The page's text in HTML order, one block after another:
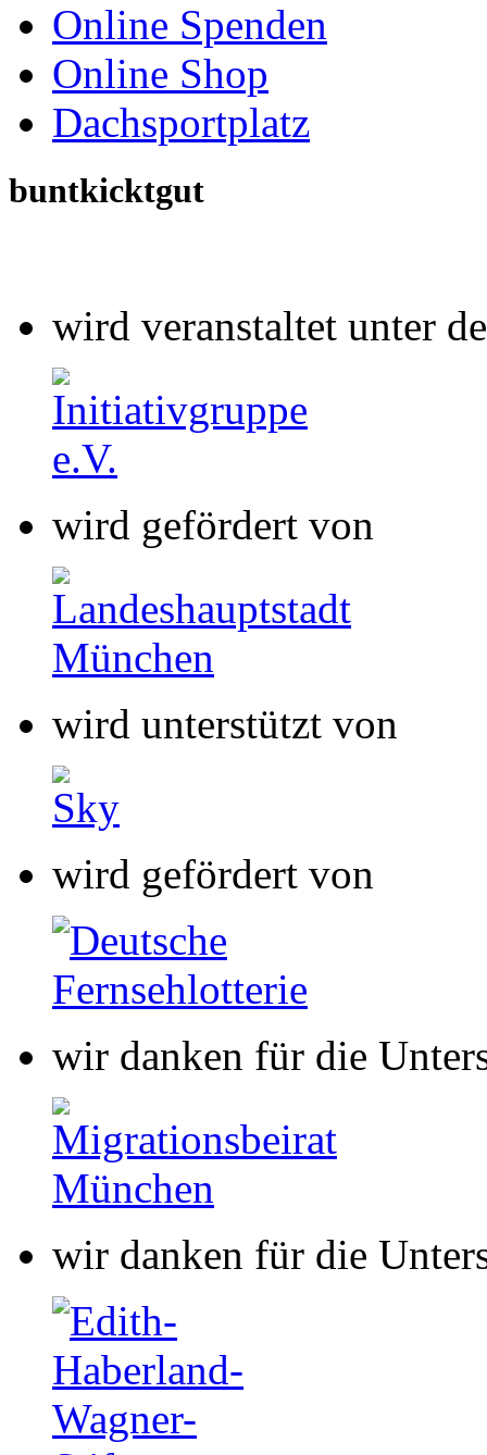
Online Spenden
Online Shop
Dachsportplatz
buntkicktgut
wird veranstaltet unter
wird gefördert von
wird unterstützt von
wird gefördert von
wir danken für die
wir danken für die